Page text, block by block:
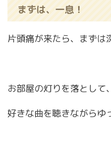
まずは、一息！
片頭痛が来たら、まずは
お部屋の灯りを落として、
好きな曲を聴きながらゆ